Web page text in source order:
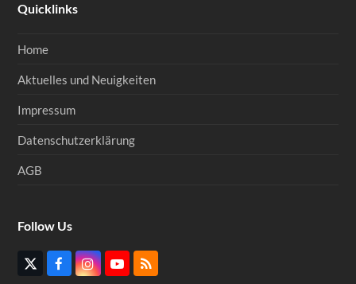
Quicklinks
Home
Aktuelles und Neuigkeiten
Impressum
Datenschutzerklärung
AGB
Follow Us
TwitterFacebookInstagram
YouTube
RSS